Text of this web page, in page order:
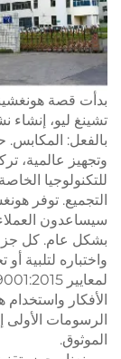
تشينغ ليو،
بالفعل:
وتجهيز عالمية،
التجميع. توفر
سيساعدون
بشكل عام. كل جزء
واختباره لتلبية أو
الأفكار
الرسومات الأولى
الموثوق.